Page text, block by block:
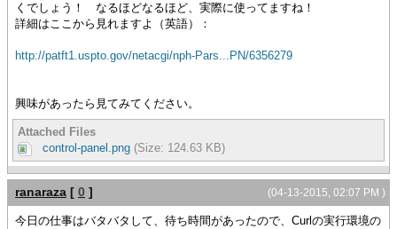
くでしょう！ なるほどなるほど、実際に使ってますね！
詳細はここから見れますよ（英語）：
http://patft1.uspto.gov/netacgi/nph-Pars...PN/6356279
興味があったら見てみてください。
Attached Files
control-panel.png (Size: 124.63 KB)
(04-13-2015, 02:07 PM )
ranaraza [ 0 ]
今日の仕事はバタバタして、待ち時間があったので、Curlの実行環境の